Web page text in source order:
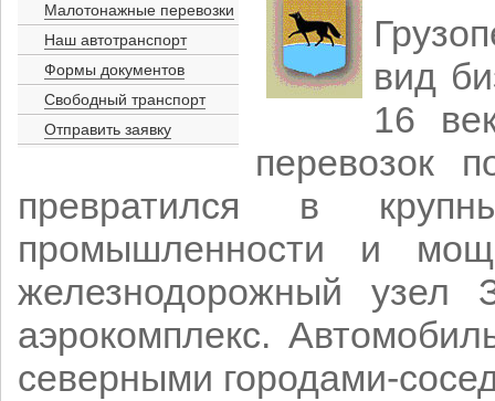
Малотонажные перевозки
Наш автотранспорт
Формы документов
Свободный транспорт
Отправить заявку
вид
16
перевозок
превратился в
промышленности и
железнодорожный узел
аэрокомплекс.
северными городами-